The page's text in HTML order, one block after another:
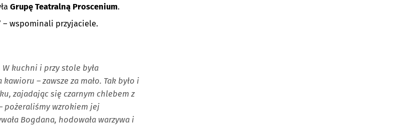
Grupę Teatralną Proscenium.
– wspominali przyjaciele.
kuchni i przy stole była
– zawsze za mało. Tak było i
zajadając się czarnym chlebem z
pożeraliśmy wzrokiem jej
Bogdana, hodowała warzywa i